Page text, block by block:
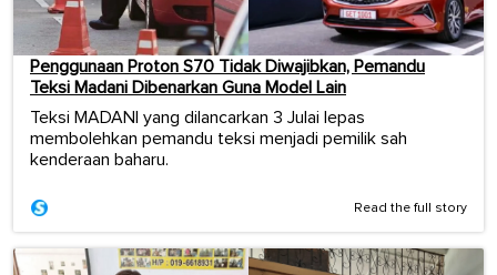
Penggunaan Proton S70 Tidak Diwajibkan, Pemandu
Teksi Madani Dibenarkan Guna Model Lain
Teksi MADANI yang dilancarkan 3 Julai lepas
membolehkan pemandu teksi menjadi pemilik sah
kenderaan baharu.
Read the full story